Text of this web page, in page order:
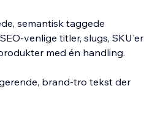
semantisk taggede
venlige titler, slugs, SKU'er
med én handling.
brand-tro tekst der